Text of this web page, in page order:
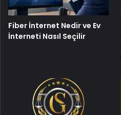
Fiber İnternet Nedir ve Ev
İnterneti Nasıl Seçilir